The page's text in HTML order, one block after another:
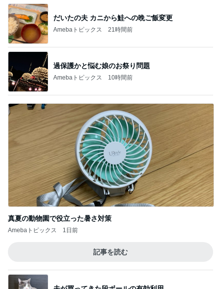
だいたの夫 カニから鮭への晩ご飯変更
Amebaトピックス 21時間前
過保護かと悩む娘のお祭り問題
Amebaトピックス 10時間前
真夏の動物園で役立った暑さ対策
Amebaトピックス 1日前
記事を読む